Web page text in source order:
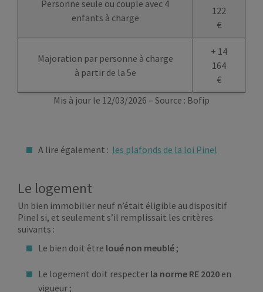
Personne seule ou couple avec 4
enfants à charge
122
€
Majoration par personne à charge
à partir de la 5e
+ 14
164
€
Mis à jour le 12/03/2026 – Source : Bofip
A lire également : les plafonds de la loi Pinel
Le logement
Un bien immobilier neuf n’était éligible au dispositif
Pinel si, et seulement s’il remplissait les critères
suivants :
Le bien doit être loué non meublé ;
Le logement doit respecter la norme RE 2020 en
vigueur ;